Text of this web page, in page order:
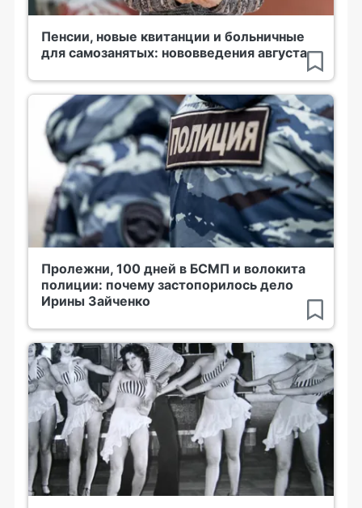
Пенсии, новые квитанции и больничные
для самозанятых: нововведения августа
Пролежни, 100 дней в БСМП и волокита
полиции: почему застопорилось дело
Ирины Зайченко